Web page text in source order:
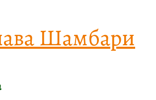
Шамбари